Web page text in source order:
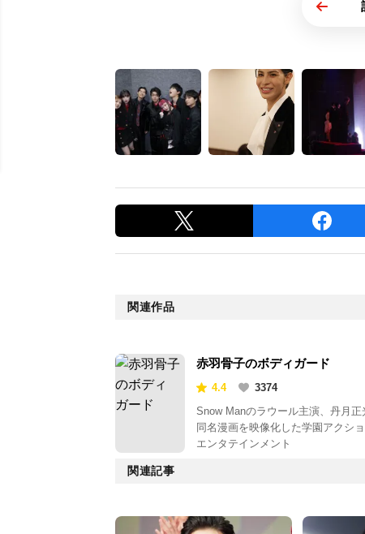
関連作品
赤羽骨子のボディガード
4.4
3374
Snow Manのラウール主演、丹月正
同名漫画を映像化した学園アクシ
エンタテインメント
関連記事